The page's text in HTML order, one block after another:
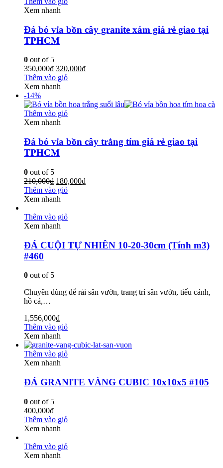
Xem nhanh
Đá bó vỉa bồn cây granite xám giá rẻ giao tại
TPHCM
0 out of 5
350,000₫ 320,000₫
Thêm vào giỏ
Xem nhanh
-14%
Thêm vào giỏ
Xem nhanh
Đá bó vỉa bồn cây trắng tím giá rẻ giao tại
TPHCM
0 out of 5
210,000₫ 180,000₫
Thêm vào giỏ
Xem nhanh
Thêm vào giỏ
Xem nhanh
ĐÁ CUỘI TỰ NHIÊN 10-20-30cm (Tính m3)
#460
0 out of 5
Chuyên dùng để rải sân vườn, trang trí sân vườn, tiểu cảnh,
hồ cá,…
1,556,000₫
Thêm vào giỏ
Xem nhanh
Thêm vào giỏ
Xem nhanh
ĐÁ GRANITE VÀNG CUBIC 10x10x5 #105
0 out of 5
400,000₫
Thêm vào giỏ
Xem nhanh
Thêm vào giỏ
Xem nhanh